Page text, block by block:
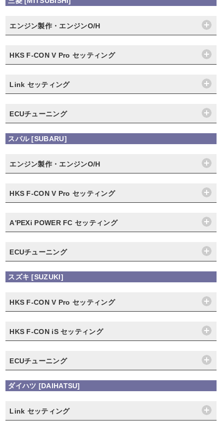
エンジン製作・エンジンO/H
HKS F-CON V Pro セッティング
Link セッティング
ECUチューニング
スバル [SUBARU]
エンジン製作・エンジンO/H
HKS F-CON V Pro セッティング
A'PEXi POWER FC セッティング
ECUチューニング
スズキ [SUZUKI]
HKS F-CON V Pro セッティング
HKS F-CON iS セッティング
ECUチューニング
ダイハツ [DAIHATSU]
Link セッティング